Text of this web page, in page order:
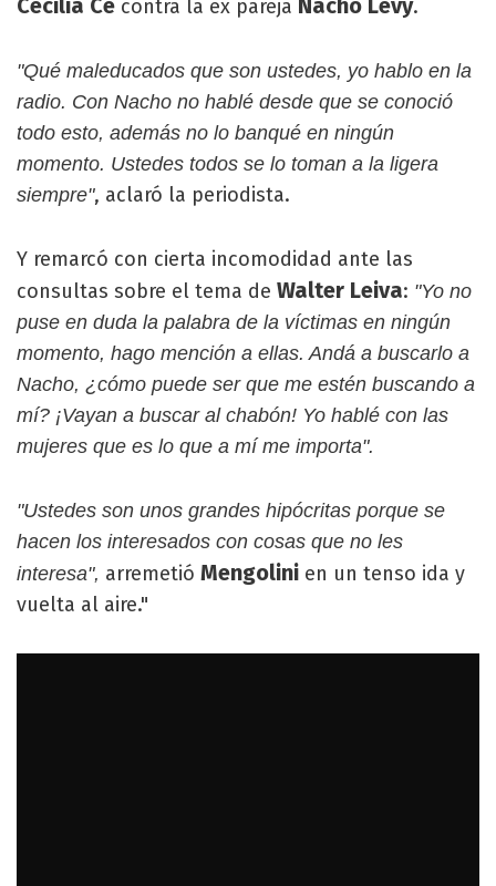
contra la ex pareja .
"Qué maleducados que son ustedes, yo hablo en la
radio. Con Nacho no hablé desde que se conoció
todo esto, además no lo banqué en ningún
momento. Ustedes todos se lo toman a la ligera
siempre", aclaró la periodista.
Y remarcó con cierta incomodidad ante las
consultas sobre el tema de Walter Leiva: "Yo no
puse en duda la palabra de la víctimas en ningún
momento, hago mención a ellas. Andá a buscarlo a
Nacho, ¿cómo puede ser que me estén buscando a
mí? ¡Vayan a buscar al chabón! Yo hablé con las
mujeres que es lo que a mí me importa".
"Ustedes son unos grandes hipócritas porque se
hacen los interesados con cosas que no les
interesa", arremetió Mengolini en un tenso ida y
vuelta al aire."